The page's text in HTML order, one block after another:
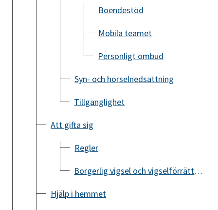
Boendestöd
Mobila teamet
Personligt ombud
Syn- och hörselnedsättning
Tillgänglighet
Att gifta sig
Regler
Borgerlig vigsel och vigselförrättare
Hjälp i hemmet